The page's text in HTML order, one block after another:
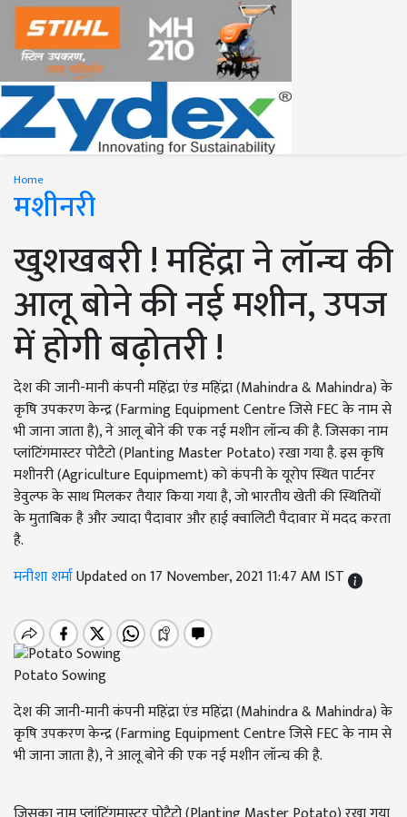
Home
मशीनरी
खुशखबरी ! महिंद्रा ने लॉन्च की
आलू बोने की नई मशीन, उपज
में होगी बढ़ोतरी !
देश की जानी-मानी कंपनी महिंद्रा एंड महिंद्रा (Mahindra & Mahindra) के
कृषि उपकरण केन्द्र (Farming Equipment Centre जिसे FEC के नाम से
भी जाना जाता है), ने आलू बोने की एक नई मशीन लॉन्च की है. जिसका नाम
प्लांटिंगमास्टर पोटैटो (Planting Master Potato) रखा गया है. इस कृषि
मशीनरी (Agriculture Equipmemt) को कंपनी के यूरोप स्थित पार्टनर
डेवुल्फ के साथ मिलकर तैयार किया गया है, जो भारतीय खेती की स्थितियों
के मुताबिक है और ज्यादा पैदावार और हाई क्वालिटी पैदावार में मदद करता
है.
मनीशा शर्माUpdated on 17 November, 2021 11:47 AM IST
Potato Sowing
देश की जानी-मानी कंपनी महिंद्रा एंड महिंद्रा (Mahindra & Mahindra) के
कृषि उपकरण केन्द्र (Farming Equipment Centre जिसे FEC के नाम से
भी जाना जाता है), ने आलू बोने की एक नई मशीन लॉन्च की है.